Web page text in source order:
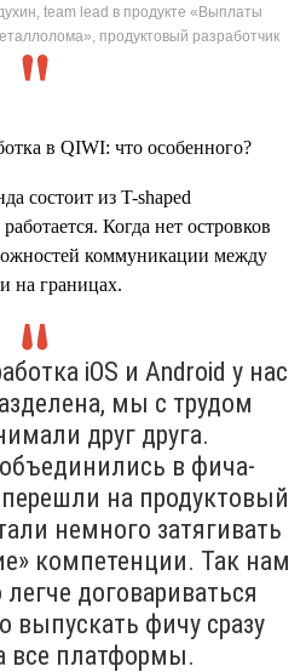
team lead в продукте «Выплаты
продуктовый разработчик
состоит из T-shaped
Когда нет островков
коммуникации между
на границах.
iOS и Android у нас
мы с трудом
друг друга.
в фича-
на продуктовый
немного затягивать
компетенции. Так нам
легче договариваться
выпускать фичу сразу
все платформы.